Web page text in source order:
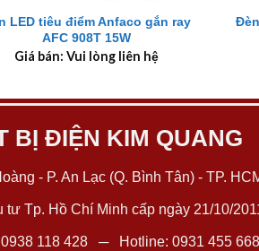
LED tiêu điểm Anfaco gắn ray
AFC 908T 15W
Giá bán: Vui lòng liên hệ
BỊ ĐIỆN KIM QUANG
- P. An Lạc (Q. Bình Tân) - TP.
Tp. Hồ Chí Minh cấp ngày 21/10/
0938 118 428─ Hotline: 0931 455 668